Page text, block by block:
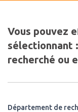
Vous pouvez
sélectionnant
recherché ou
Département de